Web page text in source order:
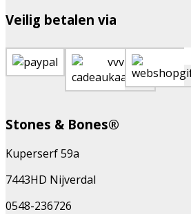
Veilig betalen via
Stones & Bones®
Kuperserf 59a
7443HD Nijverdal
0548-236726